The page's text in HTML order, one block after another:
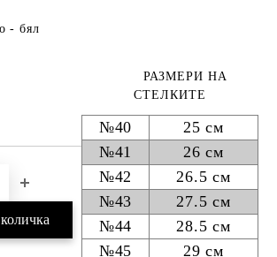
- бял
РАЗМЕРИ НА
СТЕЛКИТЕ
№40
25 см
№41
26 см
№42
26.5 см
№43
27.5 см
№44
28.5 см
№45
29 см